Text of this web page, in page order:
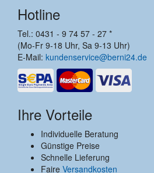
Hotline
Tel.: 0431 - 9 74 57 - 27 *
(Mo-Fr 9-18 Uhr, Sa 9-13 Uhr)
E-Mail: kundenservice@berni24.de
Ihre Vorteile
Individuelle Beratung
Günstige Preise
Schnelle Lieferung
Faire Versandkosten